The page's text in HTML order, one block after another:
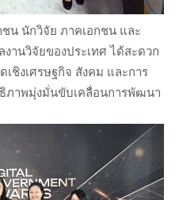
น นักวิจัย ภาคเอกชน และ
งานวิจัยของประเทศ ได้สะดวก
เชิงเศรษฐกิจ สังคม และการ
ภาพมุ่งมั่นขับเคลื่อนการพัฒนา